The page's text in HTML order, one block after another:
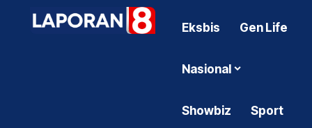
Eksbis Gen Life
Nasional
Showbiz Sport